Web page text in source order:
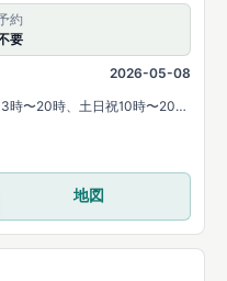
約
要
2026-05-08
時〜20時、土日祝10時〜20時
。
地図